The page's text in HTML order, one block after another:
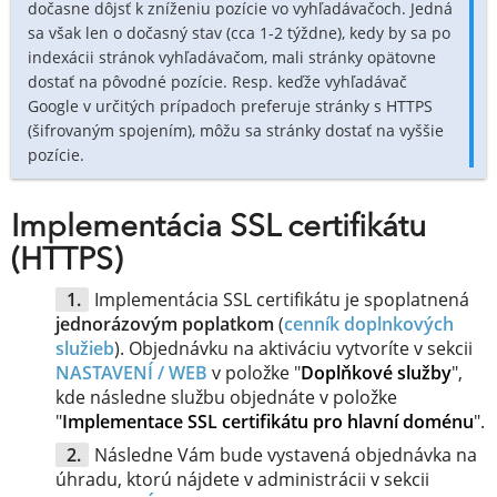
dočasne dôjsť k zníženiu pozície vo vyhľadávačoch. Jedná
sa však len o dočasný stav (cca 1-2 týždne), kedy by sa po
indexácii stránok vyhľadávačom, mali stránky opätovne
dostať na pôvodné pozície. Resp. keďže vyhľadávač
Google v určitých prípadoch preferuje stránky s HTTPS
(šifrovaným spojením), môžu sa stránky dostať na vyššie
pozície.
Implementácia SSL certifikátu
(HTTPS)
Implementácia SSL certifikátu je spoplatnená
jednorázovým poplatkom (cenník doplnkových
služieb). Objednávku na aktiváciu vytvoríte v sekcii
NASTAVENÍ / WEB v položke "Doplňkové služby",
kde následne službu objednáte v položke
"Implementace SSL certifikátu pro hlavní doménu".
Následne Vám bude vystavená objednávka na
úhradu, ktorú nájdete v administrácii v sekcii